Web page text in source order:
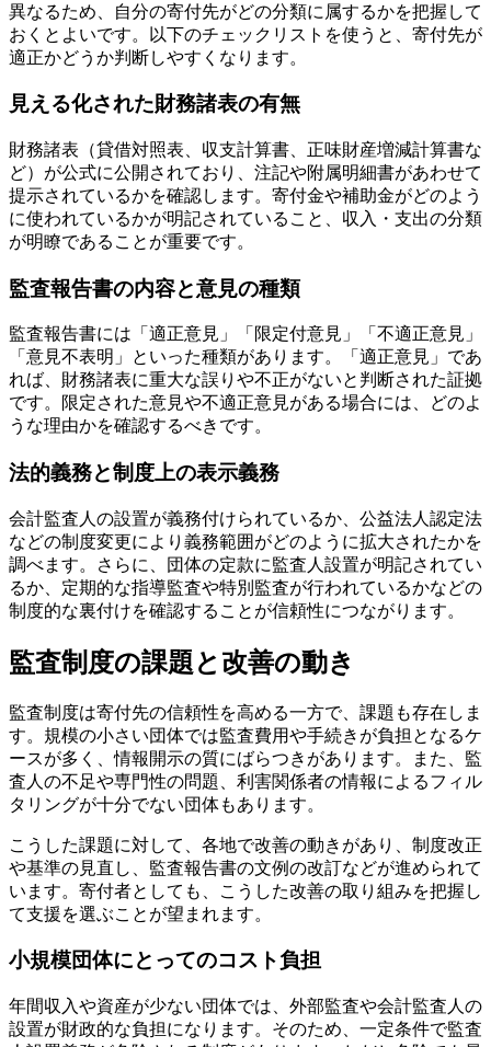
異なるため、自分の寄付先がどの分類に属するかを把握して
おくとよいです。以下のチェックリストを使うと、寄付先が
適正かどうか判断しやすくなります。
見える化された財務諸表の有無
財務諸表（貸借対照表、収支計算書、正味財産増減計算書な
ど）が公式に公開されており、注記や附属明細書があわせて
提示されているかを確認します。寄付金や補助金がどのよう
に使われているかが明記されていること、収入・支出の分類
が明瞭であることが重要です。
監査報告書の内容と意見の種類
監査報告書には「適正意見」「限定付意見」「不適正意見」
「意見不表明」といった種類があります。「適正意見」であ
れば、財務諸表に重大な誤りや不正がないと判断された証拠
です。限定された意見や不適正意見がある場合には、どのよ
うな理由かを確認するべきです。
法的義務と制度上の表示義務
会計監査人の設置が義務付けられているか、公益法人認定法
などの制度変更により義務範囲がどのように拡大されたかを
調べます。さらに、団体の定款に監査人設置が明記されてい
るか、定期的な指導監査や特別監査が行われているかなどの
制度的な裏付けを確認することが信頼性につながります。
監査制度の課題と改善の動き
監査制度は寄付先の信頼性を高める一方で、課題も存在しま
す。規模の小さい団体では監査費用や手続きが負担となるケ
ースが多く、情報開示の質にばらつきがあります。また、監
査人の不足や専門性の問題、利害関係者の情報によるフィル
タリングが十分でない団体もあります。
こうした課題に対して、各地で改善の動きがあり、制度改正
や基準の見直し、監査報告書の文例の改訂などが進められて
います。寄付者としても、こうした改善の取り組みを把握し
て支援を選ぶことが望まれます。
小規模団体にとってのコスト負担
年間収入や資産が少ない団体では、外部監査や会計監査人の
設置が財政的な負担になります。そのため、一定条件で監査